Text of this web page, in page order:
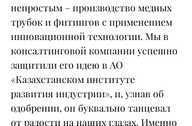
непростым – производство медных
трубок и фитингов с применением
инновационной технологии. Мы в
консалтинговой компании успешно
защитили его идею в АО
«Казахстанском институте
развития индустрии», и, узнав об
одобрении, он буквально танцевал
от радости на наших глазах. Именно